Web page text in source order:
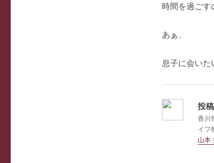
時間を過ごす
あぁ、
息子に会いた
投
香川
イフ
山本